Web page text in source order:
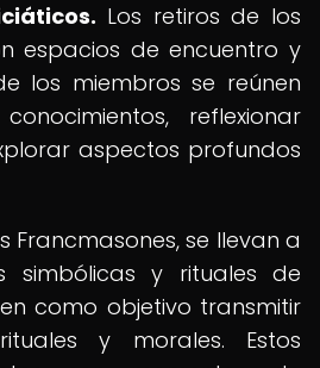
Los retiros de los
espacios de encuentro y
los miembros se reúnen
reflexionar
aspectos profundos
Francmasones, se llevan a
simbólicas y rituales de
como objetivo transmitir
y morales. Estos